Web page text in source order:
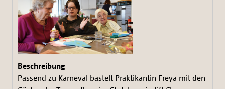
Passend zu Karneval bastelt Praktikantin Freya mit den